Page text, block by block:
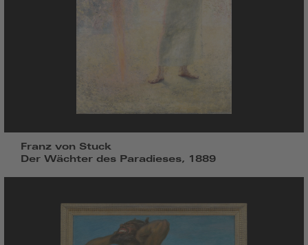
Franz von Stuck
Der Wächter des Paradieses, 1889